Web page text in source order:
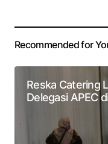
Recommended for
Reska Catering
Delegasi APEC